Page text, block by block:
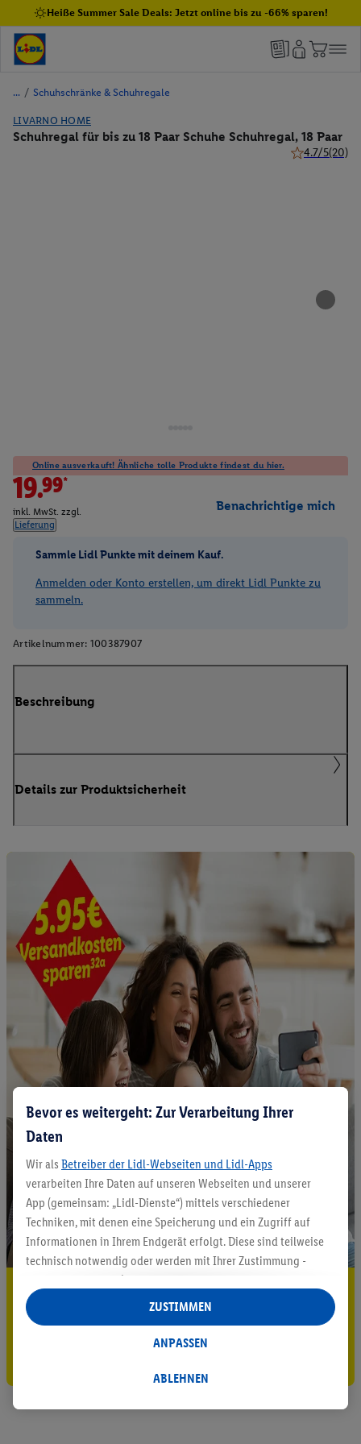
Heiße Summer Sale Deals: Jetzt online bis zu -66% sparen!
/ Schuhschränke & Schuhregale
LIVARNO HOME
Schuhregal für bis zu 18 Paar Schuhe Schuhregal, 18 Paar
4.7/5(20)
Online ausverkauft! Ähnliche tolle Produkte findest du hier.
19.99*
inkl. MwSt. zzgl.
Lieferung
Benachrichtige mich
Sammle Lidl Punkte mit deinem Kauf.
Anmelden oder Konto erstellen, um direkt Lidl Punkte zu
sammeln.
Artikelnummer: 100387907
Beschreibung
Details zur Produktsicherheit
5.95 € Versand sparen³²ᵃ
Bevor es weitergeht: Zur Verarbeitung Ihrer
Daten
Wir als Betreiber der Lidl-Webseiten und Lidl-Apps
verarbeiten Ihre Daten auf unseren Webseiten und unserer
App (gemeinsam: „Lidl-Dienste“) mittels verschiedener
Techniken, mit denen eine Speicherung und ein Zugriff auf
Informationen in Ihrem Endgerät erfolgt. Diese sind teilweise
technisch notwendig oder werden mit Ihrer Zustimmung -
auch durch Partner (u.a.
Verantwortliche; im Zusammenhang mit dem IAB TCF
insgesamt
Statistik-Erstellung oder für personalisierte Werbung
Datenverarbeitungen für personalisierte Werbung werden
ABLEHNEN
ANPASSEN
ZUSTIMMEN